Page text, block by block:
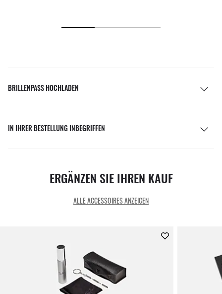
BRILLENPASS HOCHLADEN
IN IHRER BESTELLUNG INBEGRIFFEN
ERGÄNZEN SIE IHREN KAUF
ALLE ACCESSOIRES ANZEIGEN